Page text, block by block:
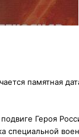
памятная
Героя
специальной